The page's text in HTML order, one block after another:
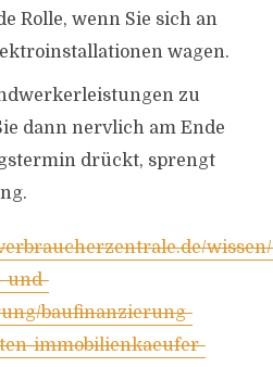
Rolle, wenn Sie sich an
wagen.
zu
dann nervlich am Ende
drückt, sprengt
und-
baufinanzierung-
immobilienkaeufer-